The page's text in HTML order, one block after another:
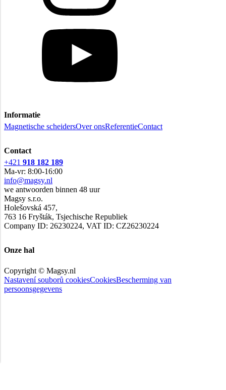
Informatie
Magnetische scheidersOver onsReferentieContact
Contact
+421 918 182 189
Ma-vr: 8:00-16:00
info@magsy.nl
we antwoorden binnen 48 uur
Magsy s.r.o.
Holešovská 457,
763 16 Fryšták, Tsjechische Republiek
Company ID: 26230224, VAT ID: CZ26230224
Onze hal
Copyright © Magsy.nl
Nastavení souborů cookiesCookiesBescherming van
persoonsgegevens